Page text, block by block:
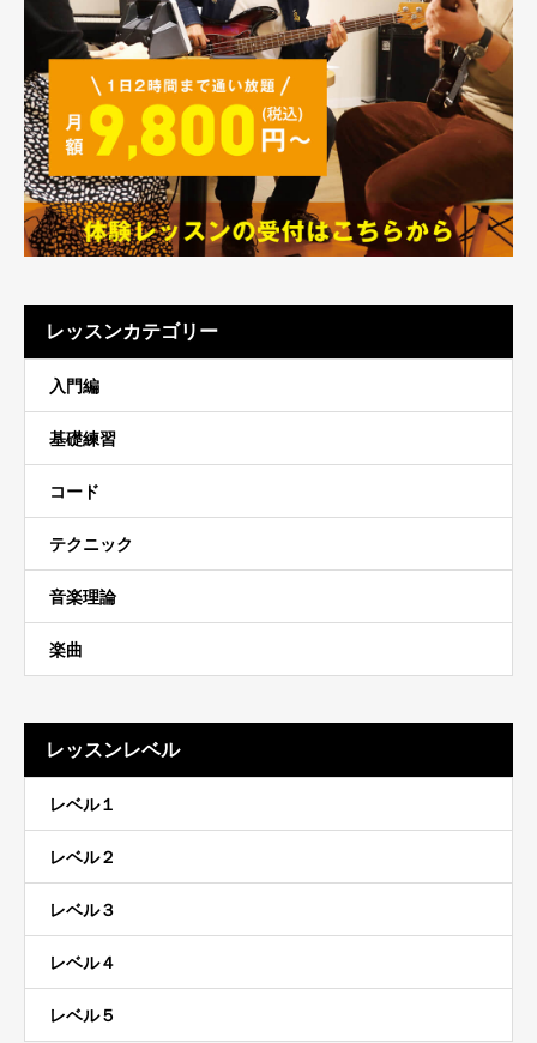
レッスンカテゴリー
入門編
基礎練習
コード
テクニック
音楽理論
楽曲
レッスンレベル
レベル１
レベル２
レベル３
レベル４
レベル５